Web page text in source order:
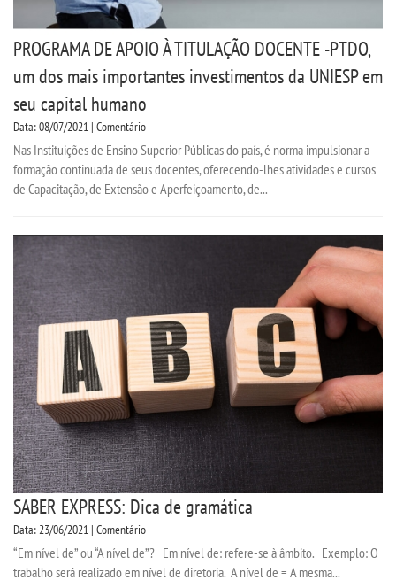
PROGRAMA DE APOIO À TITULAÇÃO DOCENTE -PTDO,
um dos mais importantes investimentos da UNIESP em
seu capital humano
Data: 08/07/2021 | Comentário
Nas Instituições de Ensino Superior Públicas do país, é norma impulsionar a
formação continuada de seus docentes, oferecendo-lhes atividades e cursos
de Capacitação, de Extensão e Aperfeiçoamento, de...
SABER EXPRESS: Dica de gramática
Data: 23/06/2021 | Comentário
“Em nível de” ou “A nível de”? Em nível de: refere-se à âmbito. Exemplo: O
trabalho será realizado em nível de diretoria. A nível de = A mesma...